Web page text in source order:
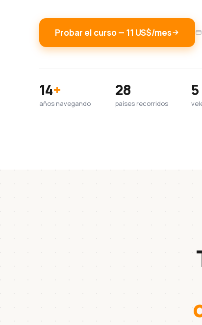
Probar el curso — 11 US$/mes
14+
años navegando
28
países recorridos
5